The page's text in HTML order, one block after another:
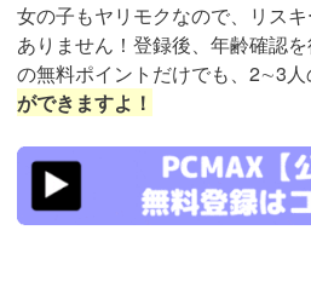
女の子もヤリモクなので、リス
ありません！登録後、年齢確認
の無料ポイントだけでも、2∼3人
ができますよ！
https://pcmax.jp/lp/?
ad_id=rm307152